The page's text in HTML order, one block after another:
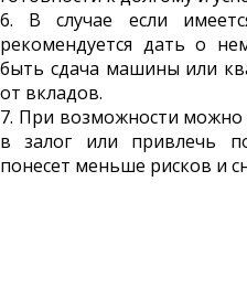
6. В случае если
рекомендуется дать о
быть сдача машины или
от вкладов.
7. При возможности
в залог или привлечь
понесет меньше рисков и